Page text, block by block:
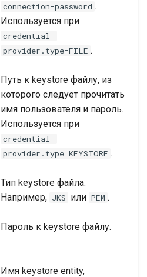
connection-password .
Используется при
credential-
provider.type=FILE .
Путь к keystore файлу, из
которого следует прочитать
имя пользователя и пароль.
Используется при
credential-
provider.type=KEYSTORE .
Тип keystore файла.
Например, JKS или PEM .
Пароль к keystore файлу.
Имя keystore entity,